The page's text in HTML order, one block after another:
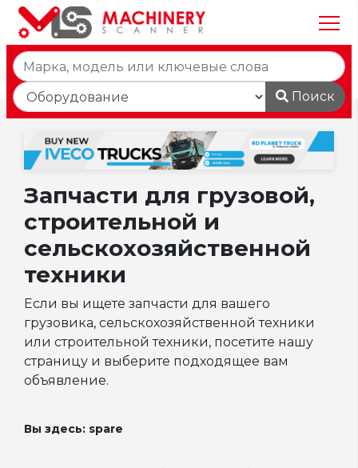
Поиск
Запчасти для грузовой,
строительной и
сельскохозяйственной
техники
Если вы ищете запчасти для вашего
грузовика, сельскохозяйственной техники
или строительной техники, посетите нашу
страницу и выберите подходящее вам
объявление.
Вы здесь: spare